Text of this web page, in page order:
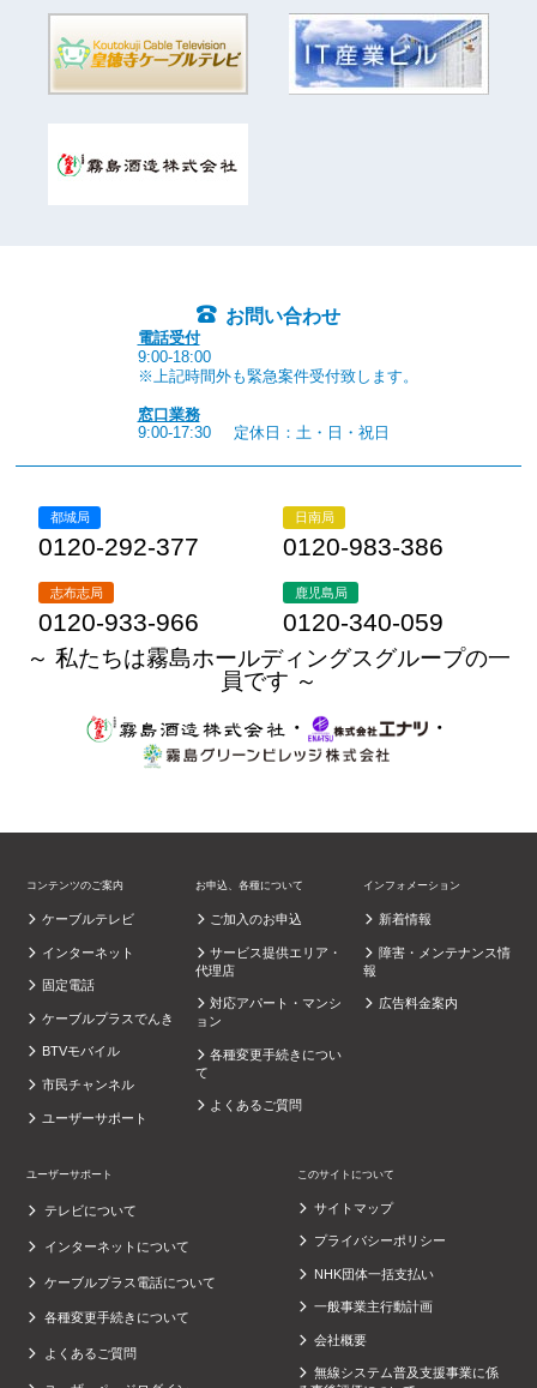
お問い合わせ
電話受付
9:00-18:00
※上記時間外も緊急案件受付致します。
窓口業務
9:00-17:30
定休日：土・日・祝日
都城局
0120-292-377
日南局
0120-983-386
志布志局
0120-933-966
鹿児島局
0120-340-059
～ 私たちは霧島ホールディングスグループの一
員です ～
・
・
コンテンツのご案内
ケーブルテレビ
インターネット
固定電話
ケーブルプラスでんき
BTVモバイル
市民チャンネル
ユーザーサポート
お申込、各種について
ご加入のお申込
サービス提供エリア・
代理店
対応アパート・マンシ
ョン
各種変更手続きについ
て
よくあるご質問
インフォメーション
新着情報
障害・メンテナンス情
報
広告料金案内
ユーザーサポート
テレビについて
インターネットについて
ケーブルプラス電話について
各種変更手続きについて
よくあるご質問
このサイトについて
サイトマップ
プライバシーポリシー
NHK団体一括支払い
一般事業主行動計画
会社概要
無線システム普及支援事業に係